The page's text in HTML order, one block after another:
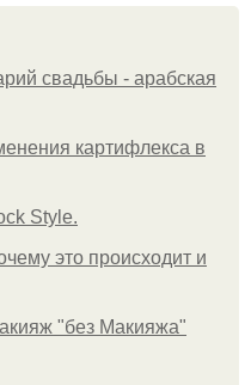
свадьбы - арабская
картифлекса в
Style.
это происходит и
"без Макияжа"